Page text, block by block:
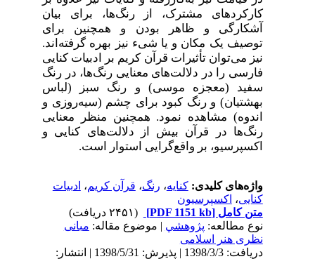
کارکردهای مشترک، از رنگ‌ها، برای بیان
آشکارگی و ظاهر بودن و همچنین برای
توصیف یک مکان و یا شیء نیز بهره گرفته‌اند.
نیز می‌توان تأثیرات قرآن کریم بر ادبیات کنایی
فارسی را در دلالت‌های معنایی رنگ‌ها، در رنگ
سفید (معجزه موسی) و رنگ سبز (لباس
بهشتیان) و رنگ کبود برای چشم (سیه‌روزی و
اندوه) مشاهده نمود. همچنین منظر معنایی
رنگ‌ها در قرآن بیش از دلالت‌های کنایی و
اکسپرسیو، بر واقع‌گرایی استوار است.
واژه‌های کلیدی:کنایه،رنگ،قرآن کریم، ادبیات
اکسپرسیون
متن کامل[PDF 1151 kb]
(۲۴۵۱ دریافت)
نوع مطالعه: پژوهشي | موضوع مقاله:مبانی
نظری هنر اسلامی
دریافت: 1398/3/3 | پذیرش: 1398/5/31 | انتشار: